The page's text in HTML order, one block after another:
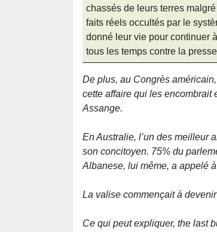
chassés de leurs terres
faits réels occultés par le
donné leur vie pour continuer
tous les temps contre la
De plus, au Congrès
cette affaire qui les encombrait
Assange.
En Australie, l’un des meilleur
son concitoyen. 75% du
Albanese, lui même, a appelé
La valise commençait à
Ce qui peut expliquer, the last